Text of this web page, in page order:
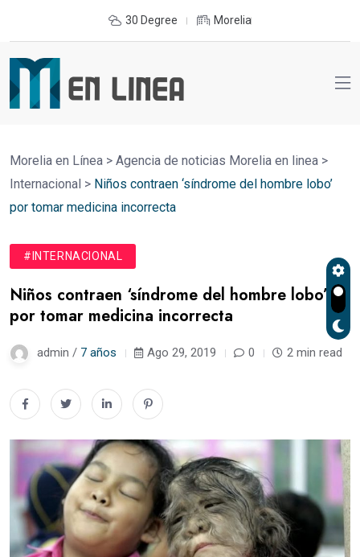
30 Degree Morelia
Morelia en Línea > Agencia de noticias Morelia en linea >
Internacional > Niños contraen ‘síndrome del hombre lobo’
por tomar medicina incorrecta
#INTERNACIONAL
Niños contraen ‘síndrome del hombre lobo’
por tomar medicina incorrecta
admin / 7 años Ago 29, 2019 0 2 min read